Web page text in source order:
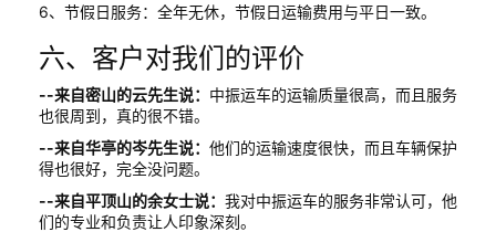
6、节假日服务：全年无休，节假日运输费用与平日一致。
六、客户对我们的评价
--来自密山的云先生说： 中振运车的运输质量很高，而且服务
也很周到，真的很不错。
--来自华亭的岑先生说： 他们的运输速度很快，而且车辆保护
得也很好，完全没问题。
--来自平顶山的余女士说： 我对中振运车的服务非常认可，他
们的专业和负责让人印象深刻。